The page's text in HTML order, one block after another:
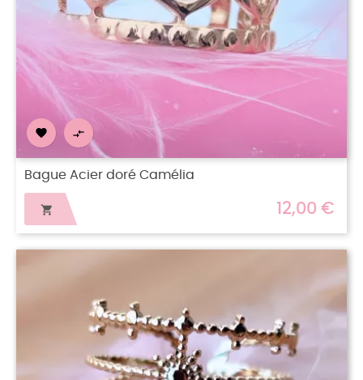
 
Bague Acier doré Camélia
 12,00 €